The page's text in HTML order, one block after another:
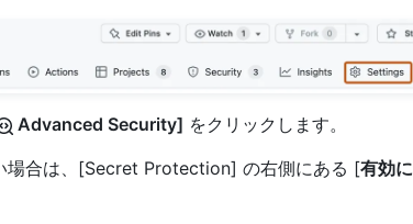
Advanced Security] をクリックします。
合は、[Secret Protection] の右側にある [有効に